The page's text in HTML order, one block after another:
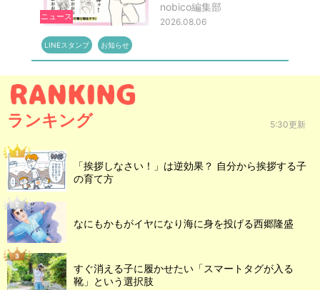
ニュース
nobico編集部
2026.08.06
LINEスタンプ お知らせ
ランキング 5:30更新
「挨拶しなさい！」は逆効果？ 自分から挨拶する子
の育て方
なにもかもがイヤになり海に身を投げる西郷隆盛
すぐ消える子に履かせたい「スマートタグが入る
靴」という選択肢